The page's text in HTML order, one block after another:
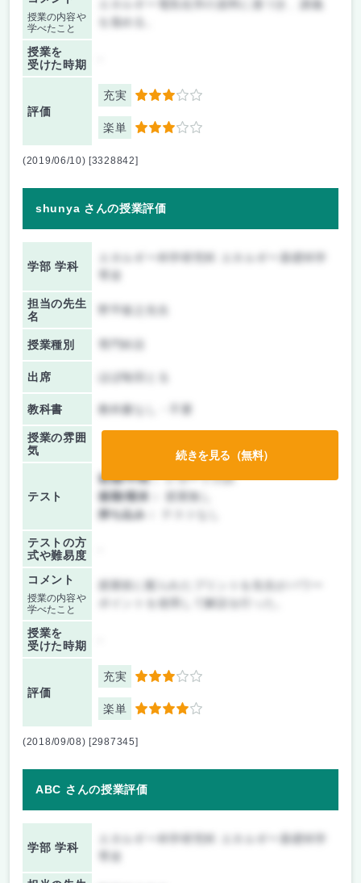
授業の内容や
学べたこと
を進める。
授業を
受けた時期
評価
充実 3
楽単 3
(2019/06/10) [3328842]
shunya さんの授業評価
学部 学科
担当の先生
名
野平俊之先生
授業種別
出席 ほぼ毎回とる
教科書 教科書なし・不要
授業の雰囲
気
テスト
前期/中間：レポートのみ
後期/期末：
授業無し
持ち込み：
テストの方
式や難易度
コメント
授業の内容や
学べたこと
ポイントを使用して解説を行った。
授業を
受けた時期
評価
充実 3
楽単 4
続きを見る（無料）
(2018/09/08) [2987345]
ABC さんの授業評価
学部 学科